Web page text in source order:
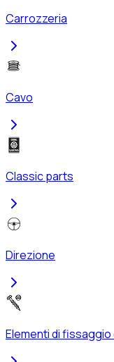
Carrozzeria
Cavo
Classic parts
Direzione
Elementi di